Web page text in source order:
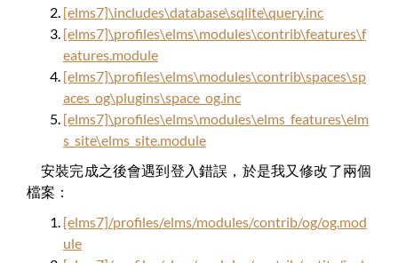
[elms7]\includes\database\sqlite\query.inc
[elms7]\profiles\elms\modules\contrib\features\f
eatures.module
[elms7]\profiles\elms\modules\contrib\spaces\sp
aces_og\plugins\space_og.inc
[elms7]\profiles\elms\modules\elms_features\elm
s_site\elms_site.module
安裝完成之後會遇到登入錯誤，於是我又修改了兩個
檔案：
[elms7]/profiles/elms/modules/contrib/og/og.mod
ule